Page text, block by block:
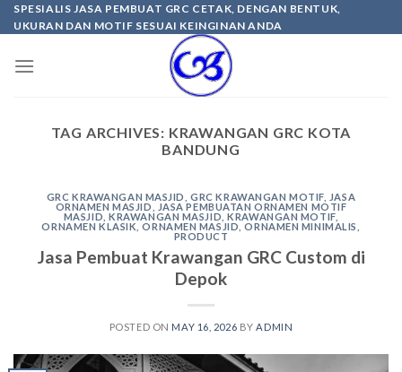
Skip
to
SPESIALIS JASA PEMBUAT GRC CETAK, DENGAN BENTUK,
UKURAN DAN MOTIF SESUAI KEINGINAN ANDA
TAG ARCHIVES: KRAWANGAN GRC KOTA
BANDUNG
GRC KRAWANGAN MASJID ,GRC KRAWANGAN MOTIF,
JASA
ORNAMEN MASJID
JASA PEMBUATAN ORNAMEN MOTIF
MASJID ,KRAWANGAN MASJID ,KRAWANGAN MOTIF,
ORNAMEN KLASIK ,ORNAMEN MASJID ,ORNAMEN MINIMALIS
PRODUCT
Jasa Pembuat Krawangan GRC Custom di
Depok
POSTED ON MAY 16, 2026 BY ADMIN